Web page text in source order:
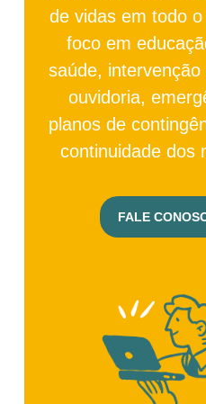
de vidas em todo
foco em
saúde, intervenção
ouvidoria,
planos de
continuidade dos
FALE